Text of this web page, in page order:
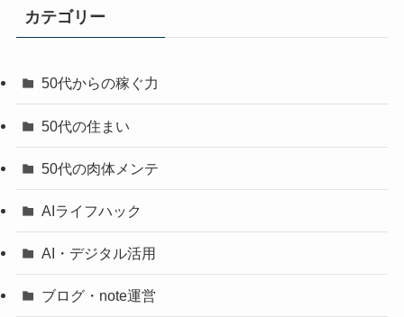
カテゴリー
50代からの稼ぐ力
50代の住まい
50代の肉体メンテ
AIライフハック
AI・デジタル活用
ブログ・note運営